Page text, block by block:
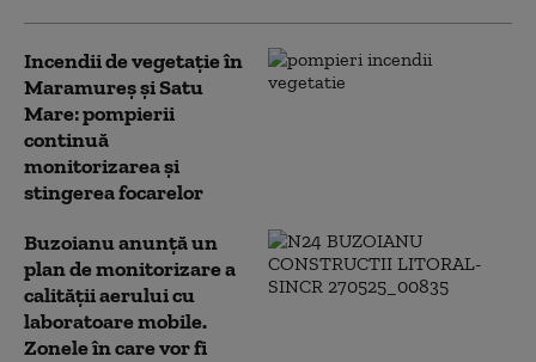
Incendii de vegetație în
Maramureș și Satu
Mare: pompierii
continuă
monitorizarea și
stingerea focarelor
Buzoianu anunță un
plan de monitorizare a
calității aerului cu
laboratoare mobile.
Zonele în care vor fi